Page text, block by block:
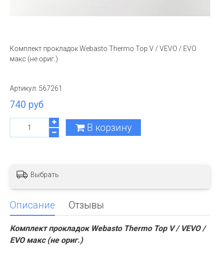
Комплект прокладок Webasto Thermo Top V / VEVO / EVO
макс (не ориг.)
Артикул: 567261
740 руб
В корзину
Выбрать
Описание Отзывы
Комплект прокладок Webasto Thermo Top V / VEVO /
EVO макс (не ориг.)